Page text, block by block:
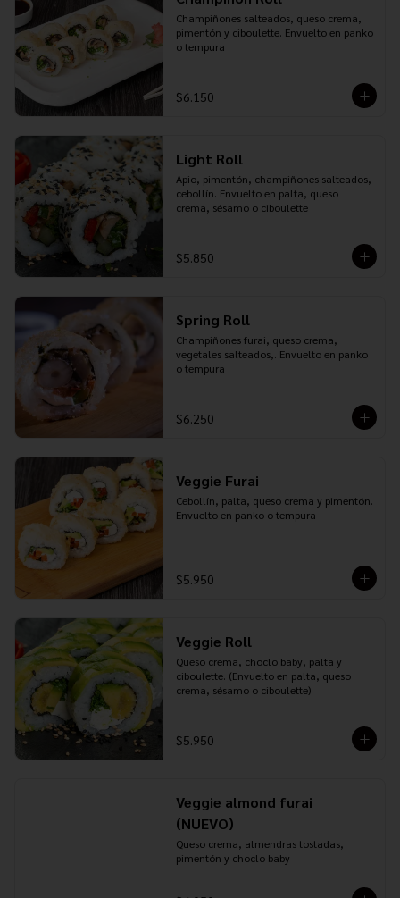
Champiñones salteados, queso crema,
pimentón y ciboulette. Envuelto en panko
o tempura
$6.150
Light Roll
Apio, pimentón, champiñones salteados,
cebollín. Envuelto en palta, queso
crema, sésamo o ciboulette
$5.850
Spring Roll
Champiñones furai, queso crema,
vegetales salteados,. Envuelto en panko
o tempura
$6.250
Veggie Furai
Cebollín, palta, queso crema y pimentón.
Envuelto en panko o tempura
$5.950
Veggie Roll
Queso crema, choclo baby, palta y
ciboulette. (Envuelto en palta, queso
crema, sésamo o ciboulette)
$5.950
Veggie almond furai
(NUEVO)
Queso crema, almendras tostadas,
pimentón y choclo baby